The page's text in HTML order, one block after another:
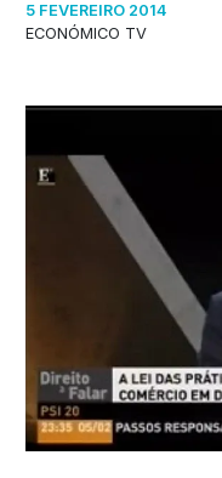
5 FEVEREIRO 2014
ECONÓMICO TV